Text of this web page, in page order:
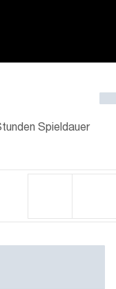
Spieldauer